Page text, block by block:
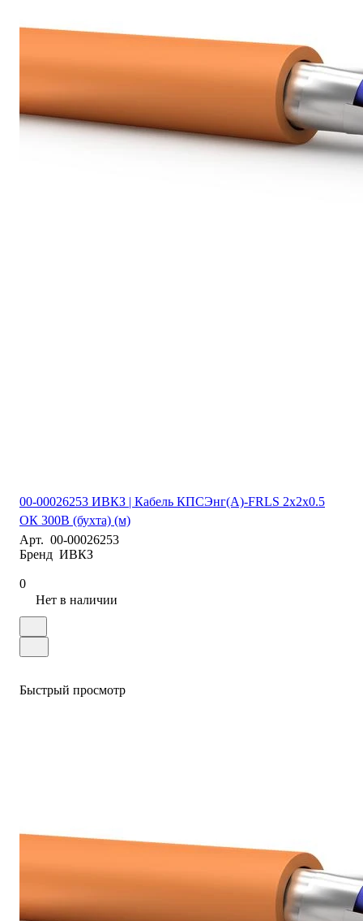
00-00026253 ИВКЗ | Кабель КПСЭнг(А)-FRLS 2х2х0.5
ОК 300В (бухта) (м)
Арт. 00-00026253
Бренд ИВКЗ
0
Нет в наличии
Быстрый просмотр